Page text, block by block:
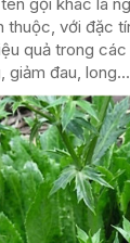
gọi khác là
thuộc, với đặc
quả trong
giảm đau, long...